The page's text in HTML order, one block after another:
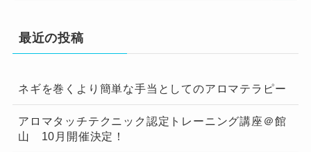
最近の投稿
ネギを巻くより簡単な手当としてのアロマテラピー
アロマタッチテクニック認定トレーニング講座＠館
山 10月開催決定！